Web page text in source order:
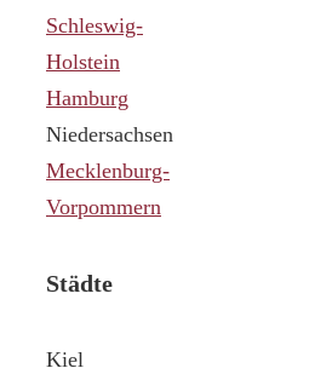
Schleswig-
Holstein
Hamburg
Niedersachsen
Mecklenburg-
Vorpommern
Städte
Kiel